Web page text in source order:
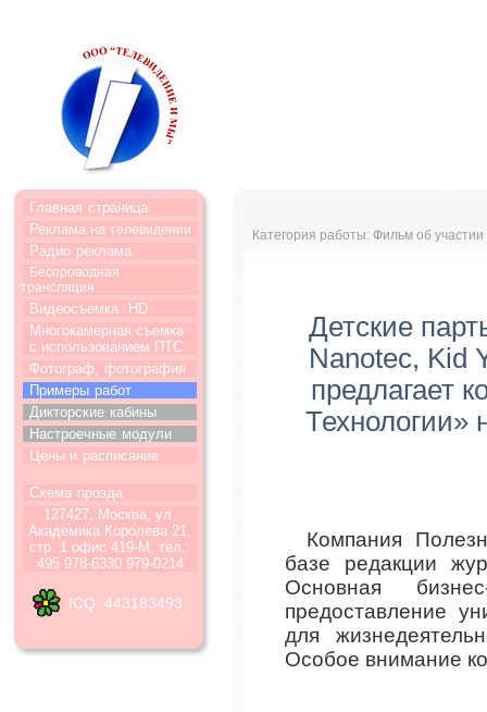
Главная страница
Реклама на телевидении
Радио реклама
Беспроводная
трансляция
Видеосъемка
HD
Многокамерная съемка
с использованием ПТС
Фотограф, фотография
Примеры работ
Дикторские кабины
Настроечные модули
Цены и расписание
Схема прозда
127427, Москва, ул.
Академика Королева 21,
стр. 1 офис 419-М, тел.:
495 978-6330 979-0214
ICQ 443183493
Категория работы: Фильм об
Детские
Nanotec, Kid
предлагает
Технологии»
Компания
базе редакции
Основная
предоставление
для
Особое внимание